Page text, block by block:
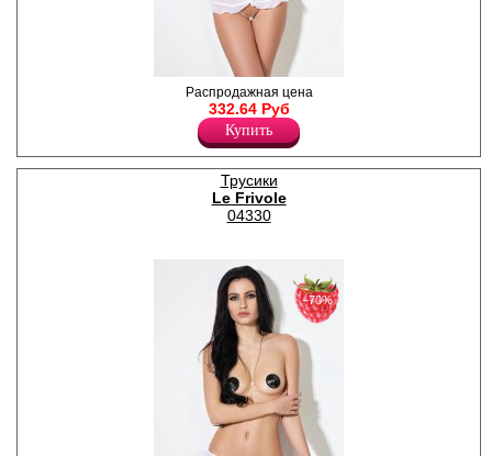
Завлекающие трусики с
открытым доступом и
нежной юбочкой.
Лайкра 9%
Полиамид 91%
Распродажная цена
332.64 Руб
Купить
Трусики
Le Frivole
04330
−70%